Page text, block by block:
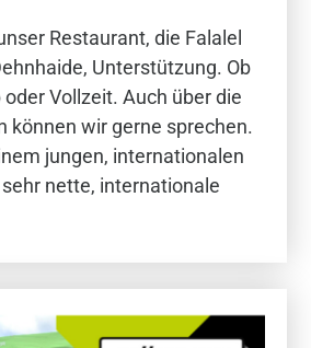
Restaurant, die Falalel
Unterstützung. Ob
Vollzeit. Auch über die
können wir gerne sprechen.
jungen, internationalen
nette, internationale